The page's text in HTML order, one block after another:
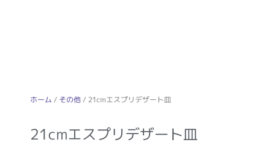
ホーム / その他/ 21cmエスプリデザート皿
21cmエスプリデザート皿